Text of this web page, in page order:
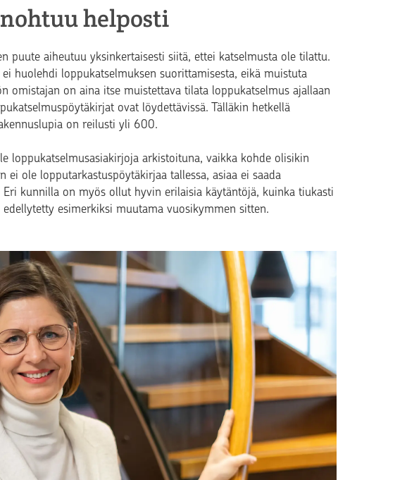
helposti
puute aiheutuu yksinkertaisesti siitä, ettei katselmusta ole tilattu.
huolehdi loppukatselmuksen suorittamisesta, eikä muistuta
omistajan on aina itse muistettava tilata loppukatselmus ajallaan
ovat löydettävissä. Tälläkin hetkellä
on reilusti yli 600.
loppukatselmusasiakirjoja arkistoituna, vaikka kohde olisikin
ei ole lopputarkastuspöytäkirjaa tallessa, asiaa ei saada
kunnilla on myös ollut hyvin erilaisia käytäntöjä, kuinka tiukasti
esimerkiksi muutama vuosikymmen sitten.